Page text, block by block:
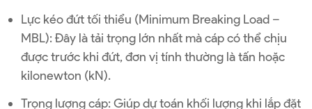
Lực kéo đứt tối thiểu (Minimum Breaking Load –
MBL): Đây là tải trọng lớn nhất mà cáp có thể chịu
được trước khi đứt, đơn vị tính thường là tấn hoặc
kilonewton (kN).
Trọng lượng cáp: Giúp dự toán khối lượng khi lắp đặt